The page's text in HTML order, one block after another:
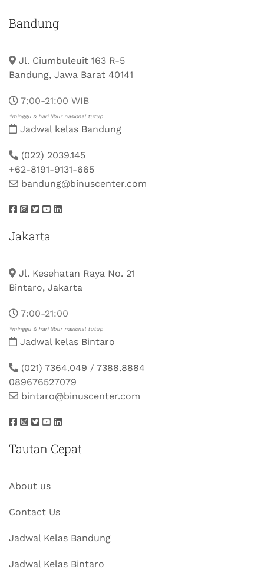
Bandung
Jl. Ciumbuleuit 163 R-5
Bandung, Jawa Barat 40141
7:00-21:00 WIB
*minggu & hari libur nasional tutup
Jadwal kelas Bandung
(022) 2039.145
+62-8191-9131-665
bandung@binuscenter.com
Jakarta
Jl. Kesehatan Raya No. 21
Bintaro, Jakarta
7:00-21:00
*minggu & hari libur nasional tutup
Jadwal kelas Bintaro
(021) 7364.049 / 7388.8884
089676527079
bintaro@binuscenter.com
Tautan Cepat
About us
Contact Us
Jadwal Kelas Bandung
Jadwal Kelas Bintaro